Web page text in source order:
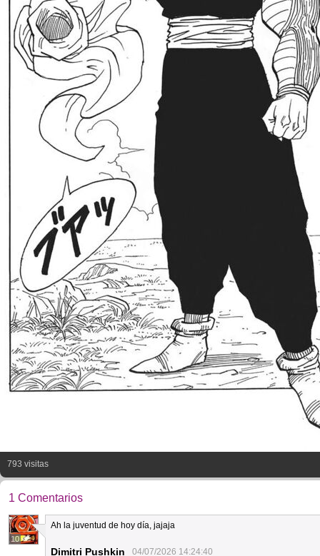
793 visitas
1 Comentarios
10
Ah la juventud de hoy día, jajaja
Dimitri Pushkin 04/07/2026 14:24:40